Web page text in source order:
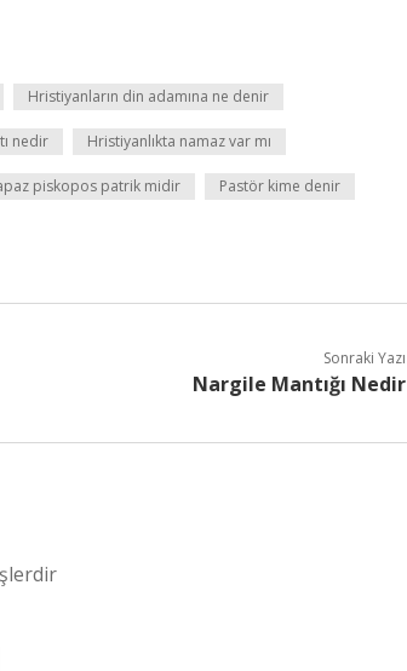
Hristiyanların din adamına ne denir
nedir Hristiyanlıkta namaz var mı
piskopos patrik midir Pastör kime denir
Sonraki Yazı
Nargile Mantığı Nedir